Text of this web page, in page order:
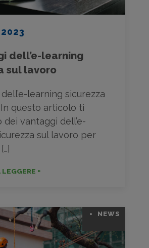
dell’e-learning
sul lavoro
learning sicurezza
questo articolo ti
dei vantaggi dell’e-
sul lavoro per
+
NEWS